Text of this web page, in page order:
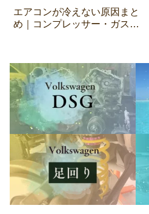
エアコンが冷えない原因まと
め｜コンプレッサー・ガス・